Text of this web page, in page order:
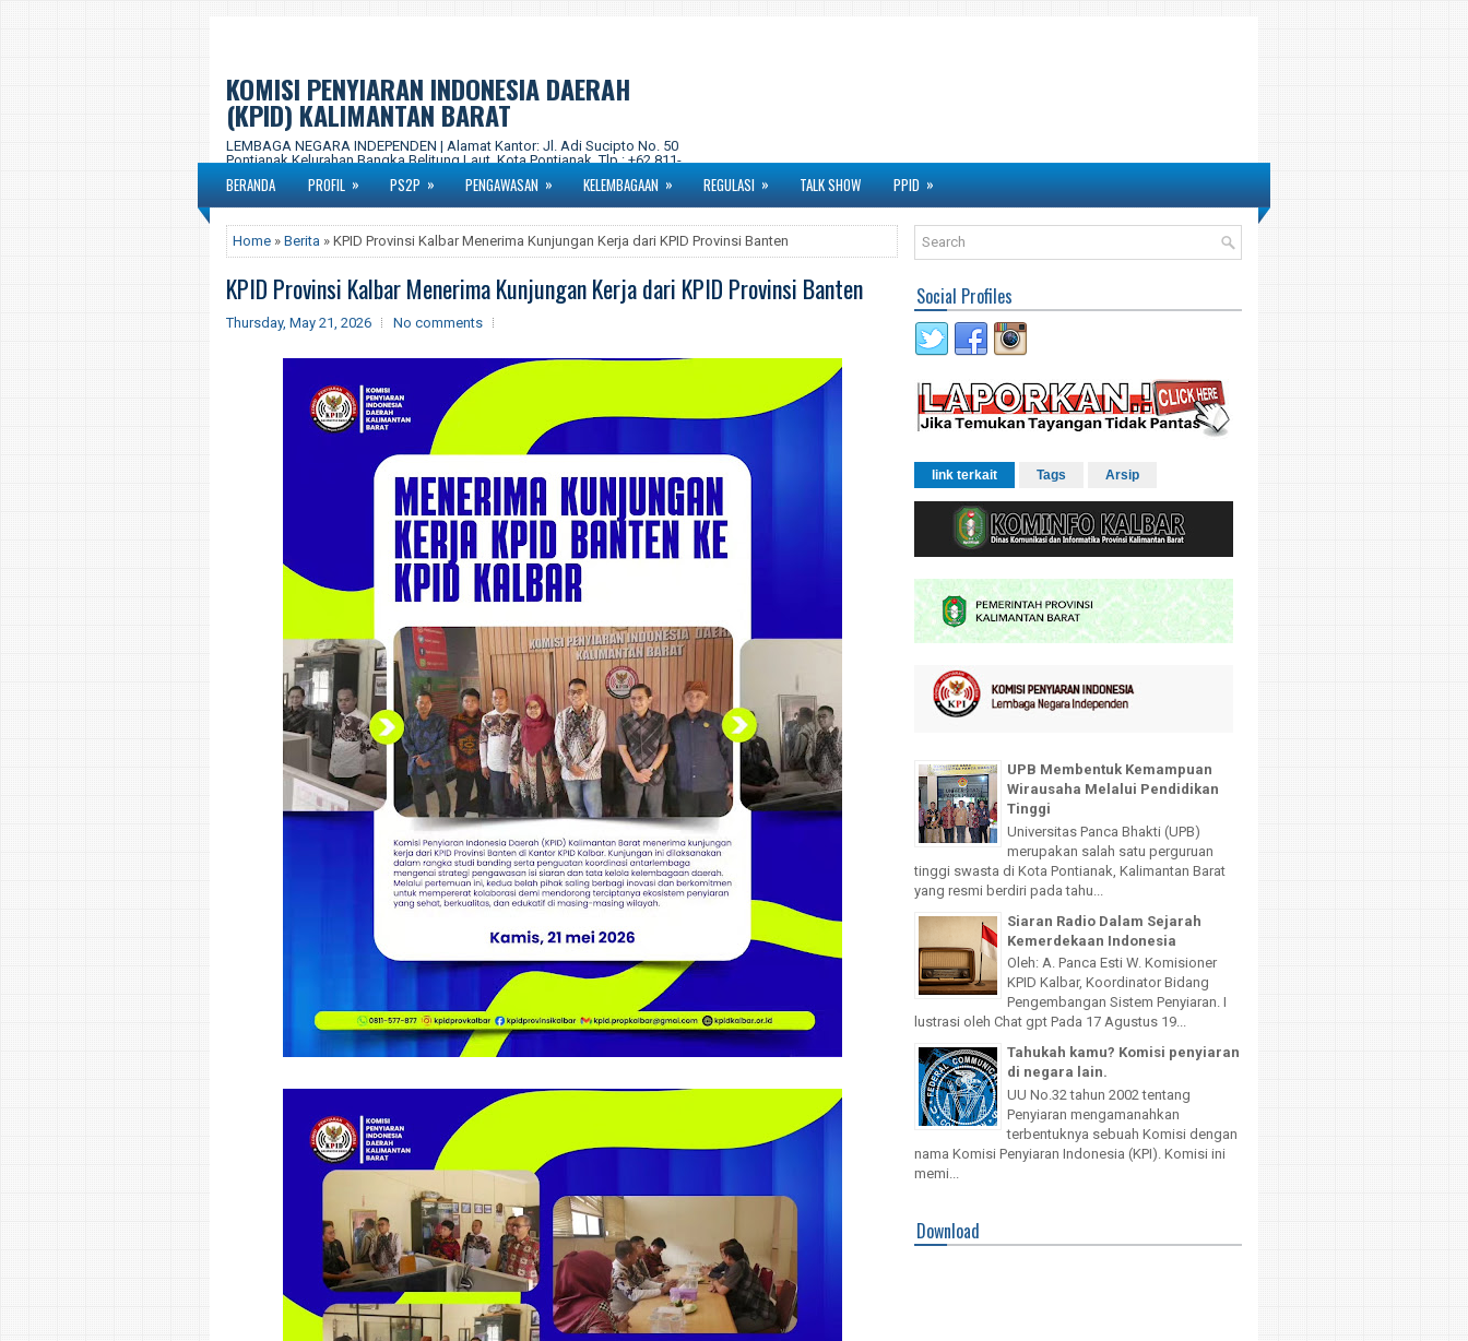
KOMISI PENYIARAN INDONESIA DAERAH
(KPID) KALIMANTAN BARAT
LEMBAGA NEGARA INDEPENDEN | Alamat Kantor: Jl. Adi Sucipto No. 50
Pontianak Kelurahan Bangka Belitung Laut, Kota Pontianak. Tlp : +62 811-
BERANDA PROFIL » PS2P » PENGAWASAN » KELEMBAGAAN » REGULASI » TALK SHOW PPID »
Home » Berita » KPID Provinsi Kalbar Menerima Kunjungan Kerja dari KPID Provinsi Banten
KPID Provinsi Kalbar Menerima Kunjungan Kerja dari KPID Provinsi Banten
Thursday, May 21, 2026 No comments
Social Profiles
link terkait Tags Arsip
UPB Membentuk Kemampuan
Wirausaha Melalui Pendidikan
Tinggi
Universitas Panca Bhakti (UPB)
merupakan salah satu perguruan
tinggi swasta di Kota Pontianak, Kalimantan Barat
yang resmi berdiri pada tahu...
Siaran Radio Dalam Sejarah
Kemerdekaan Indonesia
Oleh: A. Panca Esti W. Komisioner
KPID Kalbar, Koordinator Bidang
Pengembangan Sistem Penyiaran. I
lustrasi oleh Chat gpt Pada 17 Agustus 19...
Tahukah kamu? Komisi penyiaran
di negara lain.
UU No.32 tahun 2002 tentang
Penyiaran mengamanahkan
terbentuknya sebuah Komisi dengan
nama Komisi Penyiaran Indonesia (KPI). Komisi ini
memi...
Download